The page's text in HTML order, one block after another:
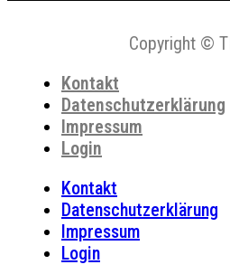
Copyright ©
Kontakt
Datenschutzerklärung
Impressum
Login
Kontakt
Datenschutzerklärung
Impressum
Login